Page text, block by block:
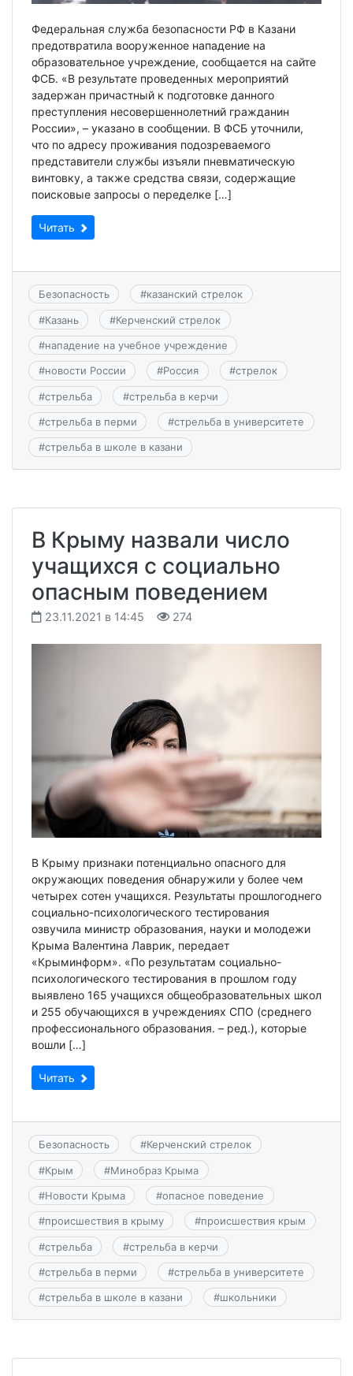
Федеральная служба безопасности РФ в Казани
предотвратила вооруженное нападение на
образовательное учреждение, сообщается на сайте
ФСБ. «В результате проведенных мероприятий
задержан причастный к подготовке данного
преступления несовершеннолетний гражданин
России», – указано в сообщении. В ФСБ уточнили,
что по адресу проживания подозреваемого
представители службы изъяли пневматическую
винтовку, а также средства связи, содержащие
поисковые запросы о переделке […]
Читать
Безопасность #казанский стрелок
#Казань #Керченский стрелок
#нападение на учебное учреждение
#новости России #Россия #стрелок
#стрельба #стрельба в керчи
#стрельба в перми #стрельба в университете
#стрельба в школе в казани
В Крыму назвали число
учащихся с социально
опасным поведением
23.11.2021 в 14:45 274
В Крыму признаки потенциально опасного для
окружающих поведения обнаружили у более чем
четырех сотен учащихся. Результаты прошлогоднего
социально-психологического тестирования
озвучила министр образования, науки и молодежи
Крыма Валентина Лаврик, передает
«Крыминформ». «По результатам социально-
психологического тестирования в прошлом году
выявлено 165 учащихся общеобразовательных школ
и 255 обучающихся в учреждениях СПО (среднего
профессионального образования. – ред.), которые
вошли […]
Читать
Безопасность #Керченский стрелок
#Крым #Минобраз Крыма
#Новости Крыма #опасное поведение
#происшествия в крыму #происшествия крым
#стрельба #стрельба в керчи
#стрельба в перми #стрельба в университете
#стрельба в школе в казани #школьники